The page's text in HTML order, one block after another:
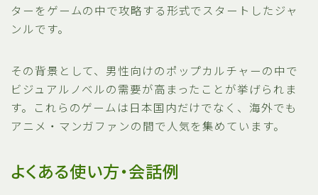
ターをゲームの中で攻略する形式でスタートしたジャ
ンルです。
その背景として、男性向けのポップカルチャーの中で
ビジュアルノベルの需要が高まったことが挙げられま
す。これらのゲームは日本国内だけでなく、海外でも
アニメ・マンガファンの間で人気を集めています。
よくある使い方・会話例